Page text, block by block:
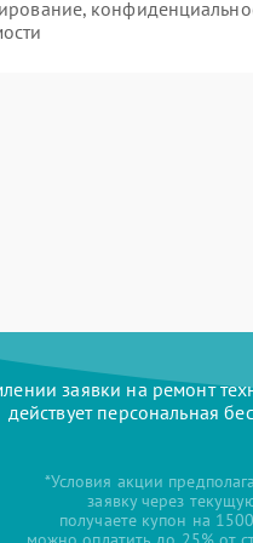
заявки на ремонт
действует персональная
*Условия акции
заявку через
получаете купон на